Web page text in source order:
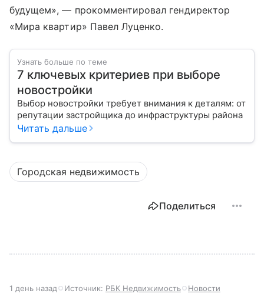
будущем», — прокомментировал гендиректор
«Мира квартир» Павел Луценко.
Узнать больше по теме
7 ключевых критериев при выборе
новостройки
Выбор новостройки требует внимания к деталям: от
репутации застройщика до инфраструктуры района
Читать дальше
Городская недвижимость
Поделиться
1 день назад Источник: РБК Недвижимость Новости